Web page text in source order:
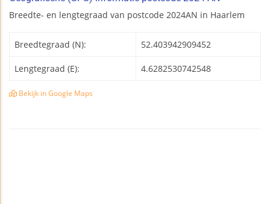
Breedte- en lengtegraad van postcode 2024AN in Haarlem
Breedtegraad (N): 52.403942909452
Lengtegraad (E): 4.6282530742548
Bekijk in Google Maps